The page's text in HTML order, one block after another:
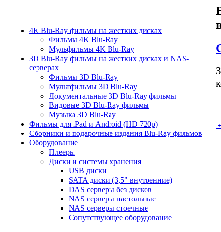
4K Blu-Ray фильмы на жестких дисках
Фильмы 4K Blu-Ray
Мульфильмы 4K Blu-Ray
3D Blu-Ray фильмы на жестких дисках и NAS-
серверах
Фильмы 3D Blu-Ray
Мультфильмы 3D Blu-Ray
Документальные 3D Blu-Ray фильмы
Видовые 3D Blu-Ray фильмы
Музыка 3D Blu-Ray
Фильмы для iPad и Android (HD 720p)
Сборники и подарочные издания Blu-Ray фильмов
Оборудование
Плееры
Диски и системы хранения
USB диски
SATA диски (3,5" внутренние)
DAS серверы без дисков
NAS серверы настольные
NAS серверы стоечные
Сопутствующее оборудование